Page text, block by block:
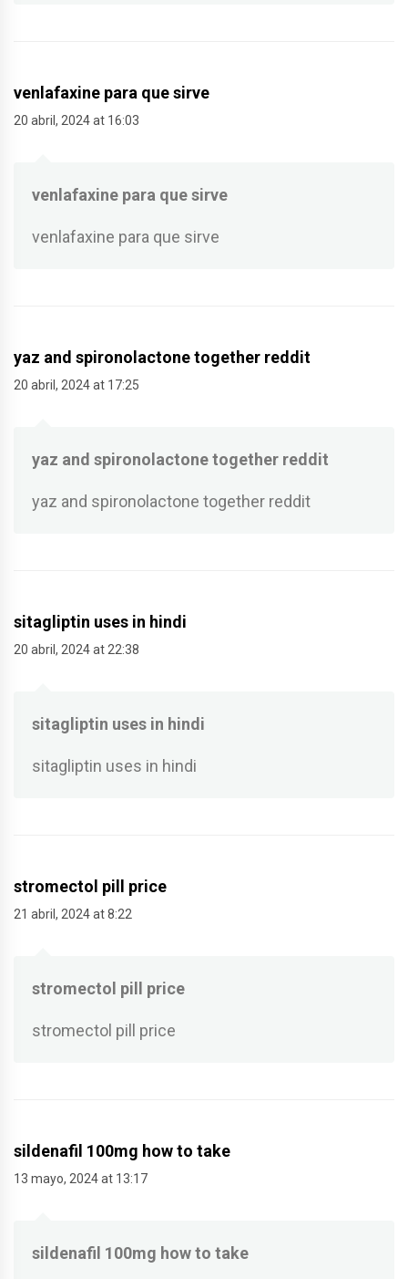
venlafaxine para que sirve
20 abril, 2024 at 16:03
venlafaxine para que sirve
venlafaxine para que sirve
yaz and spironolactone together reddit
20 abril, 2024 at 17:25
yaz and spironolactone together reddit
yaz and spironolactone together reddit
sitagliptin uses in hindi
20 abril, 2024 at 22:38
sitagliptin uses in hindi
sitagliptin uses in hindi
stromectol pill price
21 abril, 2024 at 8:22
stromectol pill price
stromectol pill price
sildenafil 100mg how to take
13 mayo, 2024 at 13:17
sildenafil 100mg how to take